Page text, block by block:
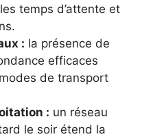
temps d’attente et
: la présence de
efficaces
de transport
: un réseau
le soir étend la